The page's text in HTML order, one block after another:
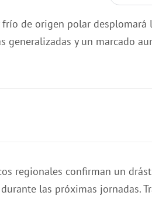
de origen polar desplomará
generalizadas y un marcado
regionales confirman un
las próximas jornadas.